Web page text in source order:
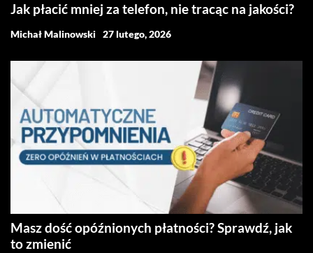
Jak płacić mniej za telefon, nie tracąc na jakości?
Michał Malinowski 27 lutego, 2026
Masz dość opóźnionych płatności? Sprawdź, jak
to zmienić